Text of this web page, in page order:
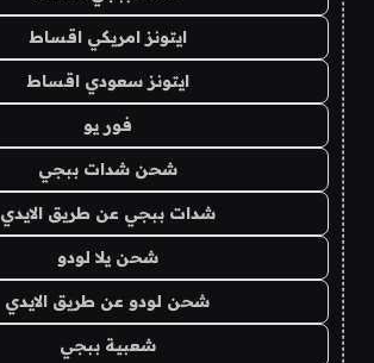
ايتونز امريكي اقساط
ايتونز سعودي اقساط
فور يو
شحن شدات ببجي
شدات ببجي عن طريق الايدي
شحن يلا لودو
شحن لودو عن طريق الايدي
شعبية ببجي